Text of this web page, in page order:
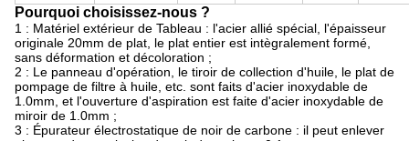
Pourquoi choisissez-nous ?
1 : Matériel extérieur de Tableau : l'acier allié spécial, l'épaisseur
originale 20mm de plat, le plat entier est intègralement formé,
sans déformation et décoloration ;
2 : Le panneau d'opération, le tiroir de collection d'huile, le plat de
pompage de filtre à huile, etc. sont faits d'acier inoxydable de
1.0mm, et l'ouverture d'aspiration est faite d'acier inoxydable de
miroir de 1.0mm ;
3 : Épurateur électrostatique de noir de carbone : il peut enlever